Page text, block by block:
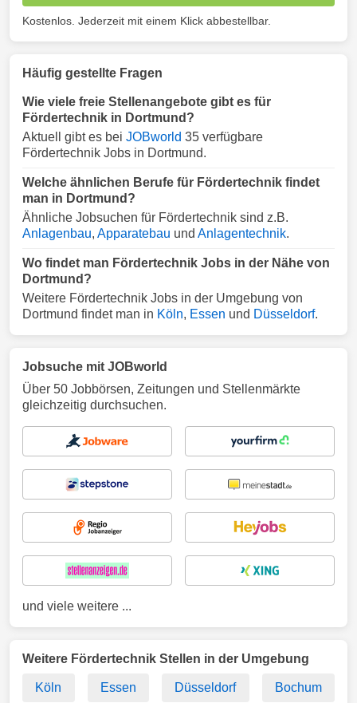
Kostenlos. Jederzeit mit einem Klick abbestellbar.
Häufig gestellte Fragen
Wie viele freie Stellenangebote gibt es für
Fördertechnik in Dortmund?
Aktuell gibt es bei JOBworld 35 verfügbare
Fördertechnik Jobs in Dortmund.
Welche ähnlichen Berufe für Fördertechnik findet
man in Dortmund?
Ähnliche Jobsuchen für Fördertechnik sind z.B.
Anlagenbau, Apparatebau und Anlagentechnik.
Wo findet man Fördertechnik Jobs in der Nähe von
Dortmund?
Weitere Fördertechnik Jobs in der Umgebung von
Dortmund findet man in Köln, Essen und Düsseldorf.
Jobsuche mit JOBworld
Über 50 Jobbörsen, Zeitungen und Stellenmärkte
gleichzeitig durchsuchen.
und viele weitere ...
Weitere Fördertechnik Stellen in der Umgebung
Köln Essen Düsseldorf Bochum